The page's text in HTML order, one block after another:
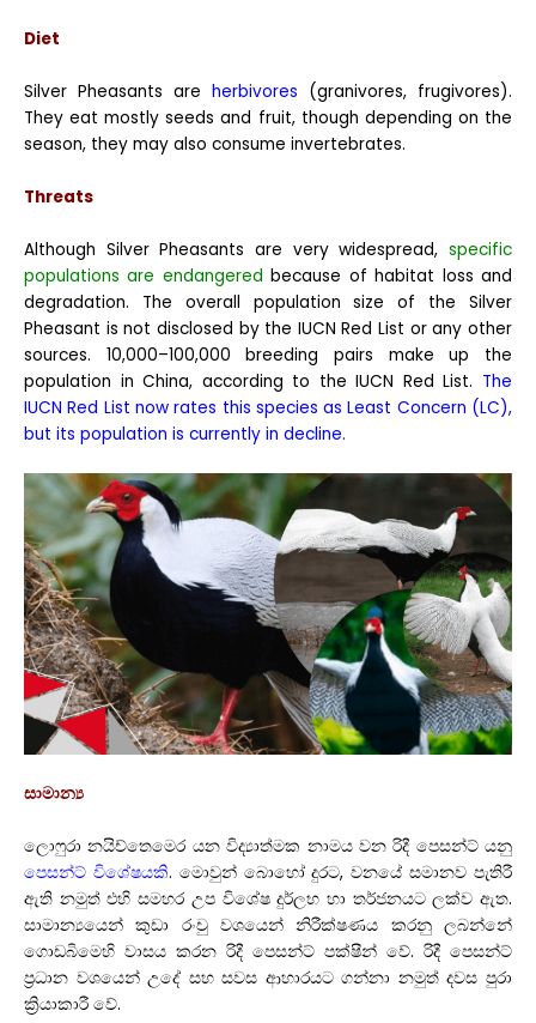
Diet
Silver Pheasants are herbivores (granivores, frugivores).
They eat mostly seeds and fruit, though depending on the
season, they may also consume invertebrates.
Threats
Although Silver Pheasants are very widespread, specific
populations are endangered because of habitat loss and
degradation. The overall population size of the Silver
Pheasant is not disclosed by the IUCN Red List or any other
sources. 10,000–100,000 breeding pairs make up the
population in China, according to the IUCN Red List. The
IUCN Red List now rates this species as Least Concern (LC),
but its population is currently in decline.
සාමාන්‍ය
ලොෆුරා නයිච්තෙමෙර යන විද්‍යාත්මක නාමය වන රිදී පෙසන්ට් යනු
පෙසන්ට් විශේෂයකි. මොවුන් බොහෝ දුරට, වනයේ සමානව පැතිරී
ඇති නමුත් එහි සමහර උප විශේෂ දුර්ලභ හා තර්ජනයට ලක්ව ඇත.
සාමාන්‍යයෙන් කුඩා රංචු වශයෙන් නිරීක්ෂණය කරනු ලබන්නේ
ගොඩබිමෙහි වාසය කරන රිදී පෙසන්ට් පක්ෂීන් වේ. රිදී පෙසන්ට්
ප්‍රධාන වශයෙන් උදේ සහ සවස ආහාරයට ගන්නා නමුත් දවස පුරා
ක්‍රියාකාරී වේ.